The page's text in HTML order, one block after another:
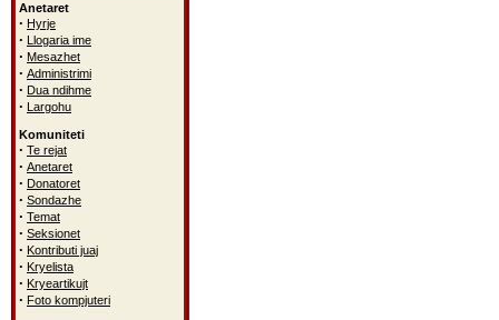
Anetaret
· Hyrje
· Llogaria ime
· Mesazhet
· Administrimi
· Dua ndihme
· Largohu
Komuniteti
· Te rejat
· Anetaret
· Donatoret
· Sondazhe
· Temat
· Seksionet
· Kontributi juaj
· Kryelista
· Kryeartikujt
· Foto kompjuteri